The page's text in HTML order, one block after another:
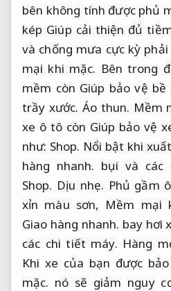
bên không tính được phủ
kép Giúp cải thiện đủ
và chống mưa cực kỳ phải
mại khi mặc. Bên trong
mềm còn Giúp bảo vệ
trầy xước. Áo thun. Mềm
xe ô tô còn Giúp bảo vệ
như: Shop. Nổi bật khi
hàng nhanh. bụi và các
Shop. Dịu nhẹ. Phủ gầm
xỉn màu sơn, Mềm mại
Giao hàng nhanh. bay hơi
các chi tiết máy. Hàng
Khi xe của bạn được
mặc. nó sẽ giảm nguy